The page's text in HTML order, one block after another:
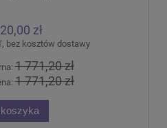
zł
bez kosztów dostawy
1 771,20 zł
1 771,20 zł